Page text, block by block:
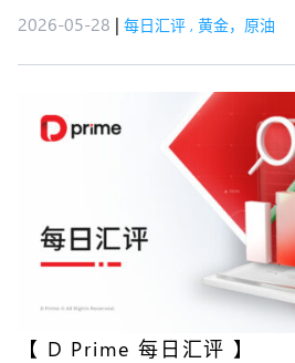
2026-05-28 | 每日汇评 , 黄金，原油
【 D Prime 每日汇评】